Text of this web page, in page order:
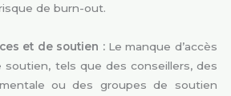
de burn-out.
et de soutien :Le manque d’accès
soutien, tels que des conseillers, des
ou des groupes de soutien